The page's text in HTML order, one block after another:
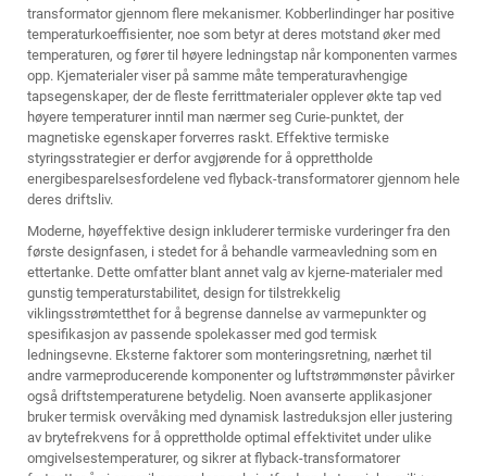
transformator gjennom flere mekanismer. Kobberlindinger har positive
temperaturkoeffisienter, noe som betyr at deres motstand øker med
temperaturen, og fører til høyere ledningstap når komponenten varmes
opp. Kjematerialer viser på samme måte temperaturavhengige
tapsegenskaper, der de fleste ferrittmaterialer opplever økte tap ved
høyere temperaturer inntil man nærmer seg Curie-punktet, der
magnetiske egenskaper forverres raskt. Effektive termiske
styringsstrategier er derfor avgjørende for å opprettholde
energibesparelsesfordelene ved flyback-transformatorer gjennom hele
deres driftsliv.
Moderne, høyeffektive design inkluderer termiske vurderinger fra den
første designfasen, i stedet for å behandle varmeavledning som en
ettertanke. Dette omfatter blant annet valg av kjerne-materialer med
gunstig temperaturstabilitet, design for tilstrekkelig
viklingsstrømtetthet for å begrense dannelse av varmepunkter og
spesifikasjon av passende spolekasser med god termisk
ledningsevne. Eksterne faktorer som monteringsretning, nærhet til
andre varmeproducerende komponenter og luftstrømmønster påvirker
også driftstemperaturene betydelig. Noen avanserte applikasjoner
bruker termisk overvåking med dynamisk lastreduksjon eller justering
av brytefrekvens for å opprettholde optimal effektivitet under ulike
omgivelsestemperaturer, og sikrer at flyback-transformatorer